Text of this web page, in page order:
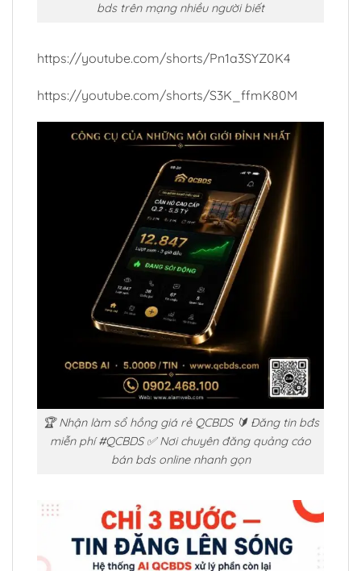
bds trên mạng nhiều người biết
https://youtube.com/shorts/Pn1a3SYZ0K4
https://youtube.com/shorts/S3K_ffmK80M
🏆 Nhận làm sổ hồng giá rẻ QCBDS 🔰 Đăng tin bđs
miễn phí #QCBDS ✅ Nơi chuyên đăng quảng cáo
bán bds online nhanh gọn